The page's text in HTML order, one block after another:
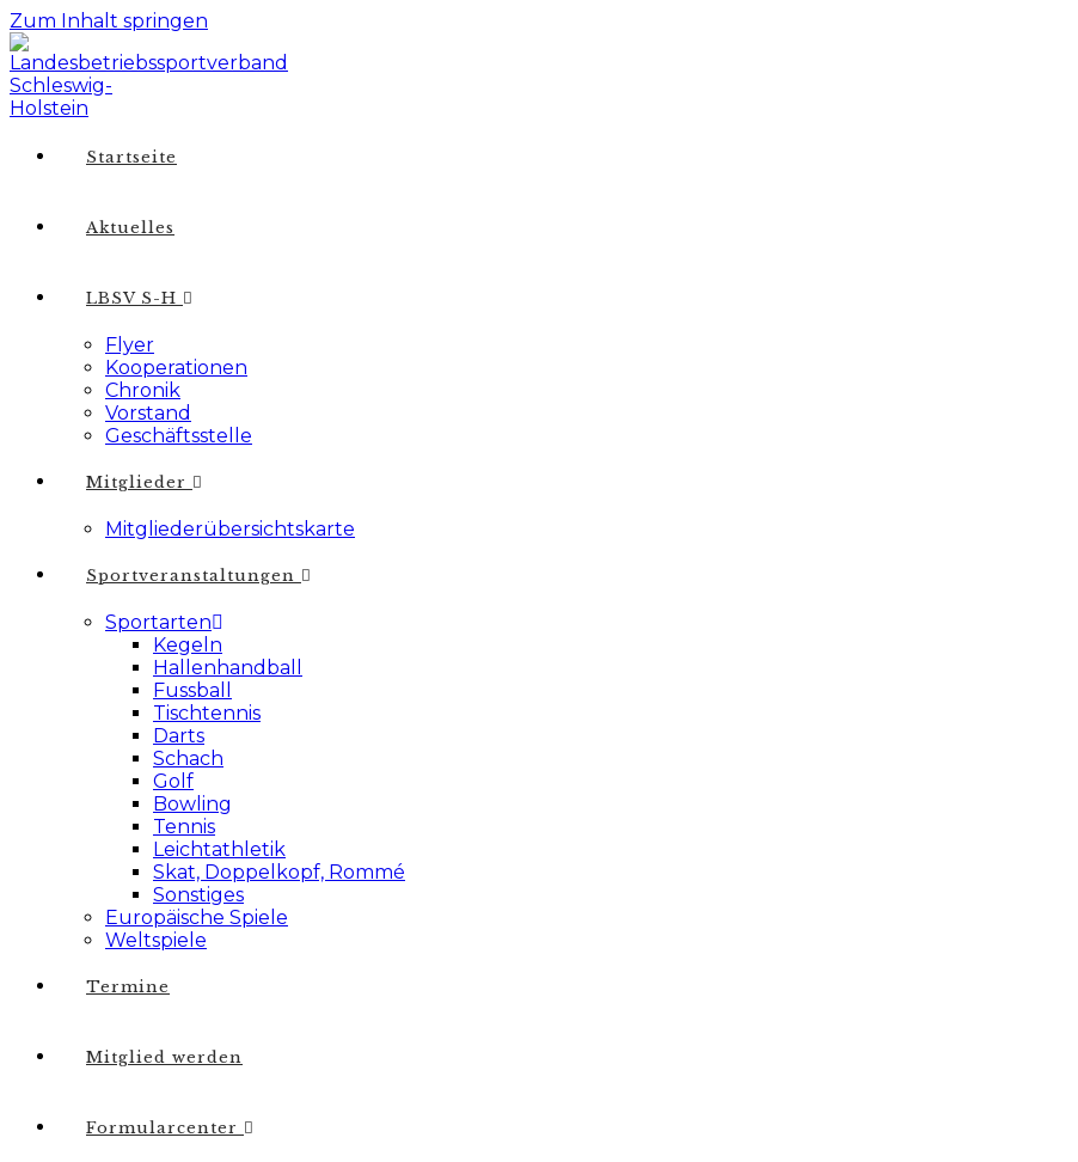
Zum Inhalt springen
Startseite
Aktuelles
LBSV S-H
Flyer
Kooperationen
Chronik
Vorstand
Geschäftsstelle
Mitglieder
Mitgliederübersichtskarte
Sportveranstaltungen
Sportarten
Kegeln
Hallenhandball
Fussball
Tischtennis
Darts
Schach
Golf
Bowling
Tennis
Leichtathletik
Skat, Doppelkopf, Rommé
Sonstiges
Europäische Spiele
Weltspiele
Termine
Mitglied werden
Formularcenter